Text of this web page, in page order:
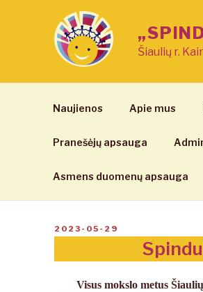
Šiaulių r.
Naujienos Apie mus
Pranešėjų apsauga
Asmens duomenų apsauga
PASKELBTA
2023-05-29
Visus mokslo metus